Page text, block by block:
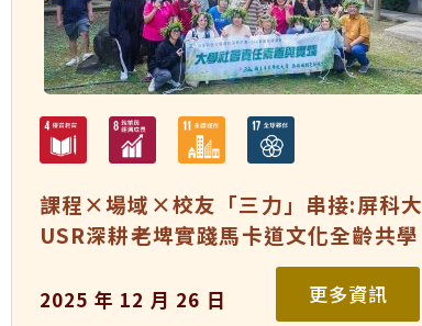
課程×場域×校友「三力」串接:屏科大
USR深耕老埤實踐馬卡道文化全齡共學
2025 年 12 月 26 日 更多資訊